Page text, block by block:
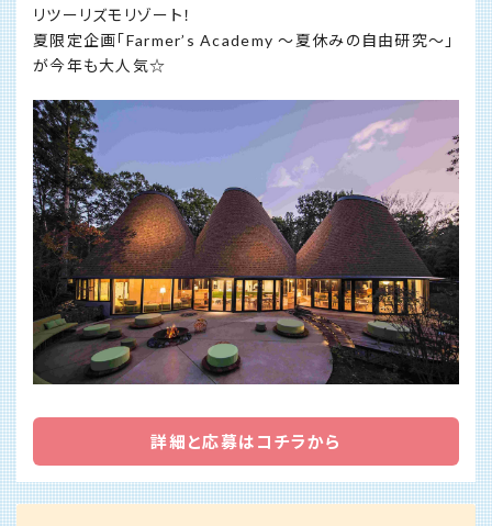
リツーリズモリゾート！
夏限定企画「Farmer’s Academy ～夏休みの自由研究～」
が今年も大人気☆
詳細と応募はコチラから